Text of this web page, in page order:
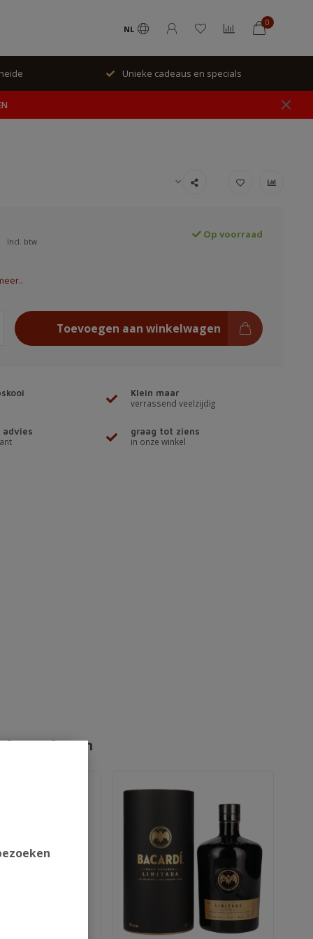
NL
0
Unieke cadeaus en specials
Incl. btw
Op voorraad
Toevoegen aan winkelwagen
Klein maar
verrassend veelzijdig
advies
graag tot ziens
in onze winkel
producten